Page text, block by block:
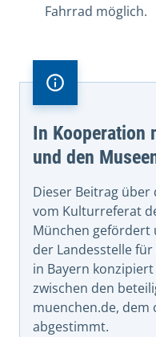
Fahrrad möglich.
In Kooperation
und den
Dieser Beitrag
vom Kulturreferat
München
der Landesstelle
in Bayern
zwischen den
muenchen.de,
abgestimmt.